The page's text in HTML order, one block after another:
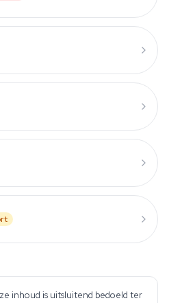
inhoud is uitsluitend bedoeld ter